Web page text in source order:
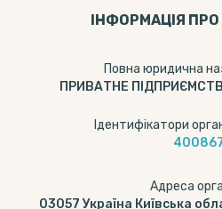
ІНФОРМАЦІЯ
Повна юридична
ПРИВАТНЕ
Ідентифікатори
Адреса
03057 Україна Київська